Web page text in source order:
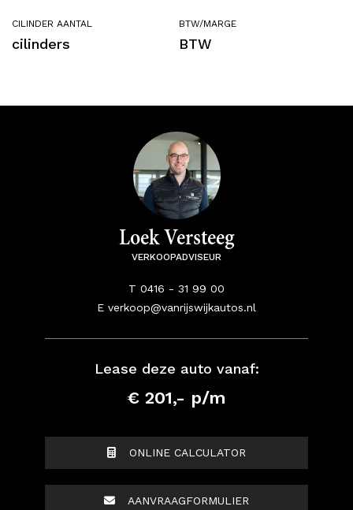
Loek Versteeg
VERKOOPADVISEUR
T 0416 - 31 99 00
E verkoop@vanrijswijkautos.nl
Lease deze auto vanaf:
€ 201,- p/m
ONLINE CALCULATOR
AANVRAAGFORMULIER
CILINDER AANTAL
cilinders
BTW/MARGE
BTW